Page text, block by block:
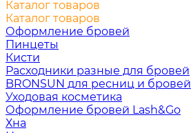
Каталог товаров
Каталог товаров
Оформление бровей
Пинцеты
Кисти
Расходники разные для бровей
BRONSUN для ресниц и бровей
Уходовая косметика
Оформление бровей Lash&Go
Хна